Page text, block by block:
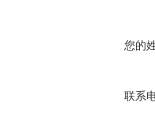
您的
联系